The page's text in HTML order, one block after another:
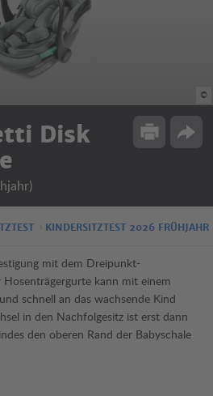
©
Disk
Drucken
KINDERSITZTEST 2026 FRÜHJAHR
mit dem Dreipunkt-
kann mit einem
schnell an das wachsende Kind
in den Nachfolgesitz ist erst dann
den oberen Rand der Babyschale